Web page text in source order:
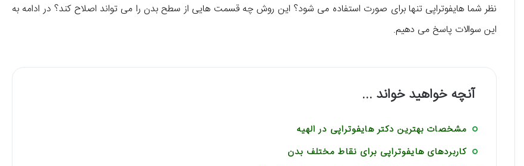
نظر شما هایفوتراپی تنها برای صورت استفاده می‌ شود؟ این روش چه قسمت‌ هایی از سطح بدن را می‌ تواند اصلاح کند؟ در ادامه به
این سوالات پاسخ می‌ دهیم.
آنچه خواهید خواند ...
مشخصات بهترین دکتر هایفوتراپی در الهیه
کاربردهای هایفوتراپی برای نقاط مختلف بدن